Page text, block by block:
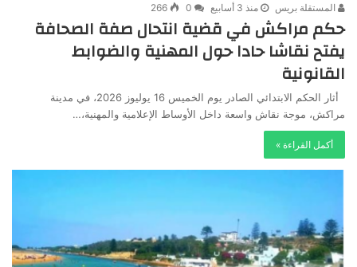
المستقلة بريس منذ 3 أسابيع 0
266
حكم مراكش في قضية انتحال صفة الصحافة
يفتح نقاشا حادا حول المهنية والضوابط
القانونية
أثار الحكم الابتدائي الصادر يوم الخميس 16 يوليوز 2026، في مدينة
مراكش، موجة نقاش واسعة داخل الأوساط الإعلامية والمهنية،…
أكمل القراءة »